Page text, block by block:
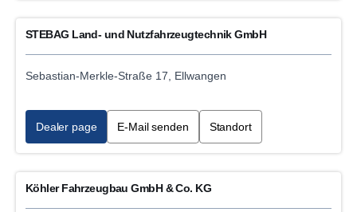
STEBAG Land- und Nutzfahrzeugtechnik GmbH
Sebastian-Merkle-Straße 17, Ellwangen
Dealer page E-Mail senden Standort
Köhler Fahrzeugbau GmbH & Co. KG